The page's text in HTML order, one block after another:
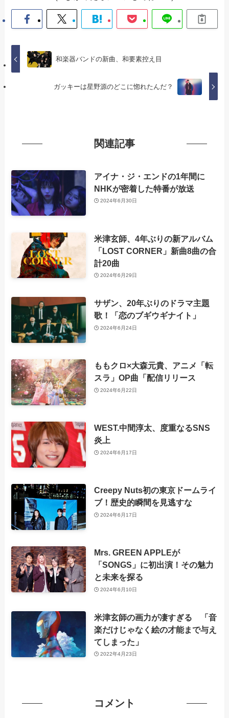
和楽器バンドの新曲、和要素控え目
ガッキーは星野源のどこに惚れたんだ？
関連記事
アイナ・ジ・エンドの1年間に
NHKが密着した特番が放送
2024年6月30日
米津玄師、4年ぶりの新アルバム
「LOST CORNER」新曲8曲の合
計20曲
2024年6月29日
サザン、20年ぶりのドラマ主題
歌！「恋のブギウギナイト」
2024年6月24日
ももクロ×大森元貴、アニメ「転
スラ」OP曲「配信リリース
2024年6月22日
WEST.中間淳太、度重なるSNS
炎上
2024年6月17日
Creepy Nuts初の東京ドームライ
ブ！歴史的瞬間を見逃すな
2024年6月17日
Mrs. GREEN APPLEが
「SONGS」に初出演！その魅力
と未来を探る
2024年6月10日
米津玄師の画力が凄すぎる 「音
楽だけじゃなく絵の才能まで与え
てしまった」
2022年4月23日
コメント